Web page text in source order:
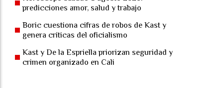
predicciones amor, salud y trabajo
Boric cuestiona cifras de robos de Kast y
genera críticas del oficialismo
Kast y De la Espriella priorizan seguridad y
crimen organizado en Cali